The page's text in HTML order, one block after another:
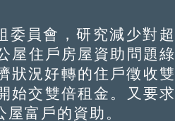
員會，研究減少對超
屋住戶房屋資助問題綠
狀況好轉的住戶徵收雙
始交雙倍租金。又要求
富戶的資助。